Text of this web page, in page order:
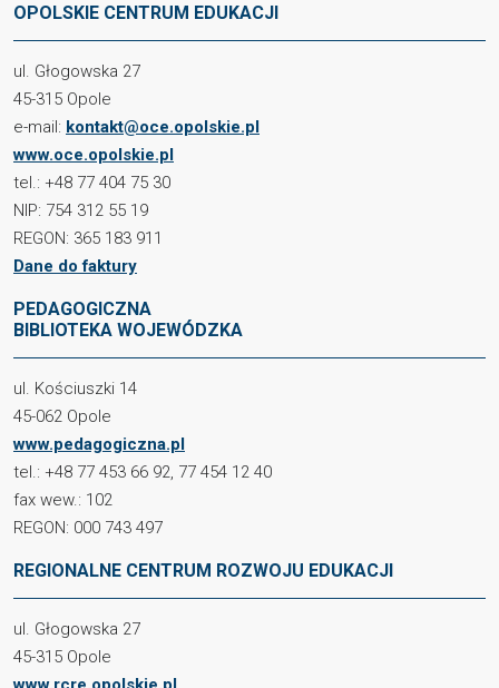
OPOLSKIE CENTRUM EDUKACJI
ul. Głogowska 27
45-315 Opole
e-mail: kontakt@oce.opolskie.pl
www.oce.opolskie.pl
tel.: +48 77 404 75 30
NIP: 754 312 55 19
REGON: 365 183 911
Dane do faktury
PEDAGOGICZNA
BIBLIOTEKA WOJEWÓDZKA
ul. Kościuszki 14
45-062 Opole
www.pedagogiczna.pl
tel.: +48 77 453 66 92, 77 454 12 40
fax wew.: 102
REGON: 000 743 497
REGIONALNE CENTRUM ROZWOJU EDUKACJI
ul. Głogowska 27
45-315 Opole